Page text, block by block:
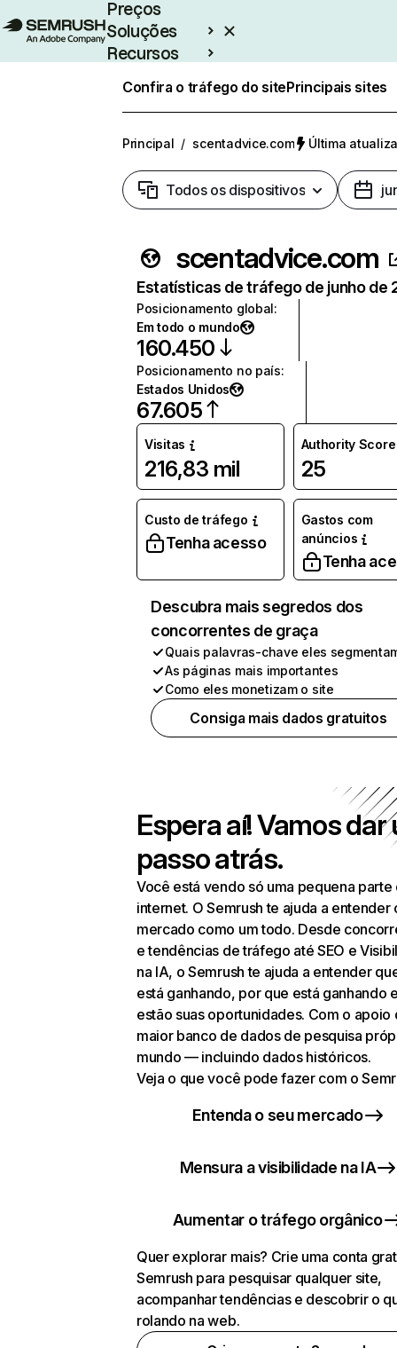
Preços
Soluções
Recursos
Confira o tráfego do sitePrincipais sites
Principal / scentadvice.com Última
Todos os dispositivos
scentadvice.com
Estatísticas de tráfego de junho de
Posicionamento global:
Em todo o mundo
160.450
Posicionamento no país:
Estados Unidos
67.605
Visitas
216,83 mil
Authority Score
25
Custo de tráfego
Tenha acesso
Gastos com
anúncios
Tenha
Descubra mais segredos dos
concorrentes de graça
Quais palavras-chave eles
As páginas mais importantes
Como eles monetizam o site
Consiga mais dados gratuitos
Espera aí! Vamos dar
passo atrás.
Você está vendo só uma pequena parte
internet. O Semrush te ajuda a entender
mercado como um todo. Desde
e tendências de tráfego até SEO e
na IA, o Semrush te ajuda a entender
está ganhando, por que está ganhando
estão suas oportunidades. Com o apoio
maior banco de dados de pesquisa
mundo — incluindo dados históricos.
Veja o que você pode fazer com o
Entenda o seu mercado
Mensura a visibilidade na IA
Aumentar o tráfego orgânico
Quer explorar mais? Crie uma conta
Semrush para pesquisar qualquer site,
acompanhar tendências e descobrir o
rolando na web.